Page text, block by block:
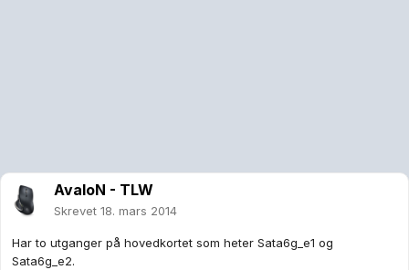
AvaloN - TLW
Skrevet 18. mars 2014
Har to utganger på hovedkortet som heter Sata6g_e1 og
Sata6g_e2.